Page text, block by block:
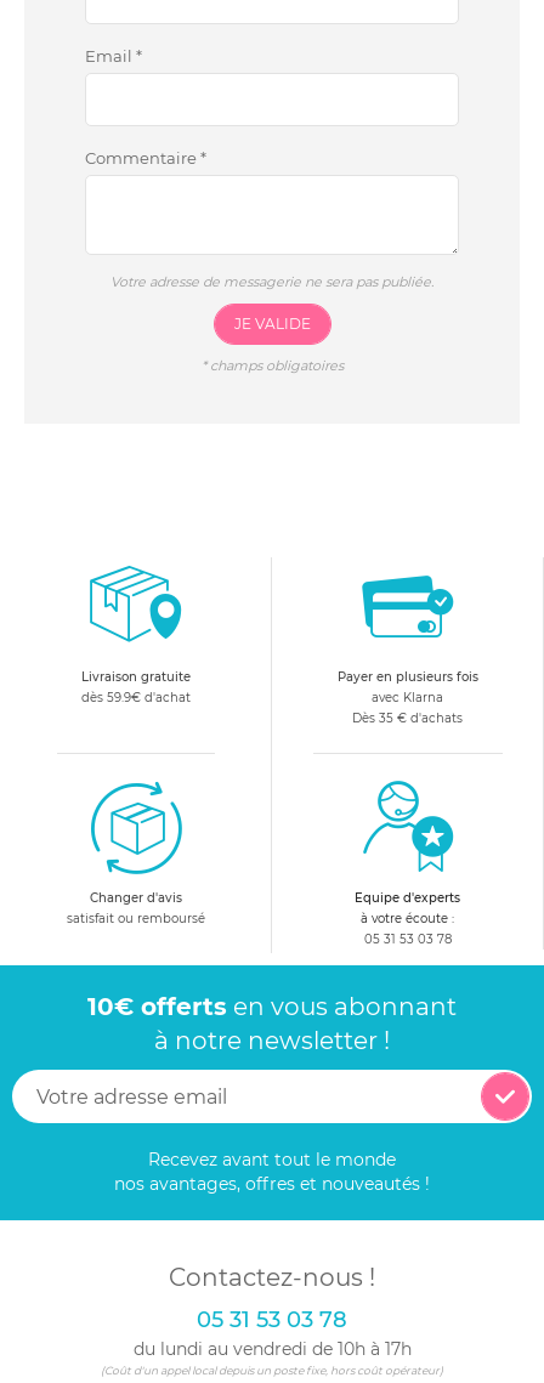
Email *
Commentaire*
Votre adresse de messagerie ne sera pas publiée.
JE VALIDE
*champs obligatoires
Livraison gratuite
dès 59.9€ d'achat
Payer en plusieurs fois
avec Klarna
Dès 35 € d'achats
Changer d'avis
satisfait ou remboursé
Equipe d'experts
à votre écoute :
05 31 53 03 78
10€ offerts en vous abonnant
à notre newsletter !
Recevez avant tout le monde
nos avantages, offres et nouveautés !
Contactez-nous !
05 31 53 03 78
du lundi au vendredi de 10h à 17h
(Coût d'un appel local depuis un poste fixe, hors coût opérateur)